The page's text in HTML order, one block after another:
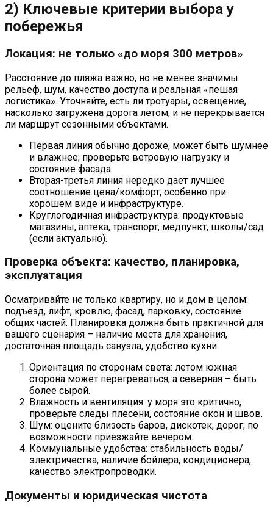
2) Ключевые критерии выбора у
побережья
Локация: не только «до моря 300 метров»
Расстояние до пляжа важно, но не менее значимы
рельеф, шум, качество доступа и реальная «пешая
логистика». Уточняйте, есть ли тротуары, освещение,
насколько загружена дорога летом, и не перекрывается
ли маршрут сезонными объектами.
Первая линия обычно дороже, может быть шумнее
и влажнее; проверьте ветровую нагрузку и
состояние фасада.
Вторая-третья линия нередко дает лучшее
соотношение цена/комфорт, особенно при
хорошем виде и инфраструктуре.
Круглогодичная инфраструктура: продуктовые
магазины, аптека, транспорт, медпункт, школы/сад
(если актуально).
Проверка объекта: качество, планировка,
эксплуатация
Осматривайте не только квартиру, но и дом в целом:
подъезд, лифт, кровлю, фасад, парковку, состояние
общих частей. Планировка должна быть практичной для
вашего сценария – наличие места для хранения,
достаточная площадь санузла, удобство кухни.
Ориентация по сторонам света: летом южная
сторона может перегреваться, а северная – быть
более сырой.
Влажность и вентиляция: у моря это критично;
проверьте следы плесени, состояние окон и швов.
Шум: оцените близость баров, дискотек, дорог; по
возможности приезжайте вечером.
Коммунальные удобства: стабильность воды/
электричества, наличие бойлера, кондиционера,
качество электропроводки.
Документы и юридическая чистота